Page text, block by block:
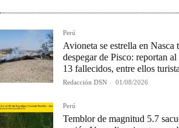
Perú
Avioneta se estrella en Nasca
despegar de Pisco: reportan al
13 fallecidos, entre ellos
Redacción DSN - 01/08/2026
Perú
Temblor de magnitud 5.7